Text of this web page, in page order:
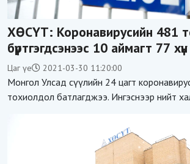
ХӨСҮТ: Коронавирусийн 481
бүртгэгдсэнээс 10 аймагт 77
авчээ
Цаг үе 2021-03-30 11:20:00
Монгол Улсад сүүлийн 24 цагт
тохиолдол батлагджээ. Ингэснээр нийт